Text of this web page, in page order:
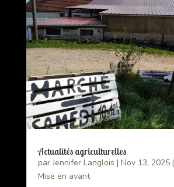
Actualités agriculturelles
parJennifer Langlois | Nov 13, 2025|
Mise en avant